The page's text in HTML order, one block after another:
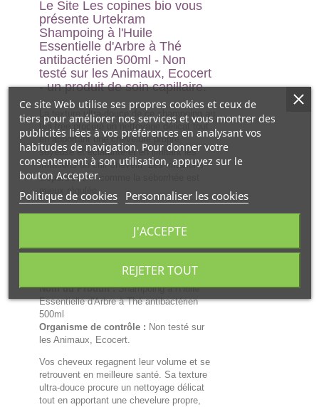
Le Site Les copines bio vous
présente Urtekram
Shampoing à l'Huile
Essentielle d'Arbre à Thé
antibactérien 500ml - Non
testé sur les Animaux, Ecocert
- un produit de soin capillaire.
La texture ultra-douce de ce shampoing au
tea tree procure un nettoyage délicat tout
en apportant une chevelure propre,
soyeuse et éclatante et en limitant les
irritations du cuir chevelu. Les irritations
disparaissent comme la séborrhée est
mieux régulée.
PRÉSENTATION :
Nom du Produit :Shampoing à l'Huile
Essentielle d'Arbre à Thé antibactérien
500ml
Organisme de contrôle : Non testé sur
les Animaux, Ecocert.
Vos cheveux regagnent leur volume et se
retrouvent en meilleure santé. Sa texture
ultra-douce procure un nettoyage délicat
tout en apportant une chevelure propre,
Ce site Web utilise ses propres cookies et ceux de
tiers pour améliorer nos services et vous montrer des
publicités liées à vos préférences en analysant vos
habitudes de navigation. Pour donner votre
consentement à son utilisation, appuyez sur le
bouton Accepter.
Politique de cookies Personnaliser les cookies
REJETER TOUT
J'ACCEPTE